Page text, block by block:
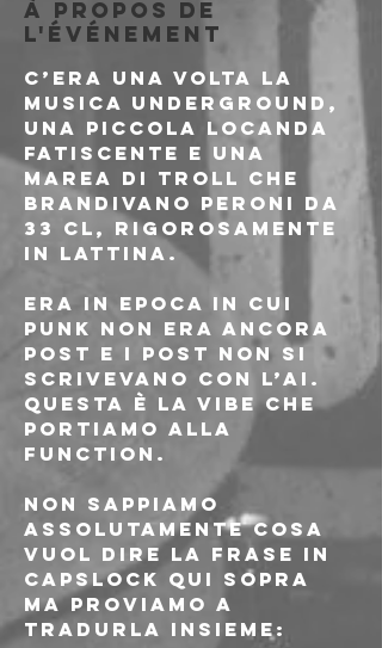
À propos de
l'événement
C’era una volta la
musica underground,
una piccola locanda
fatiscente e una
marea di troll che
brandivano peroni da
33 cl, rigorosamente
in lattina.
Era in epoca in cui
punk non era ancora
post e i post non si
scrivevano con l’AI.
QUESTA È LA VIBE CHE
PORTIAMO ALLA
FUNCTION.
Non sappiamo
assolutamente cosa
vuol dire la frase in
capslock qui sopra
ma proviamo a
tradurla insieme: